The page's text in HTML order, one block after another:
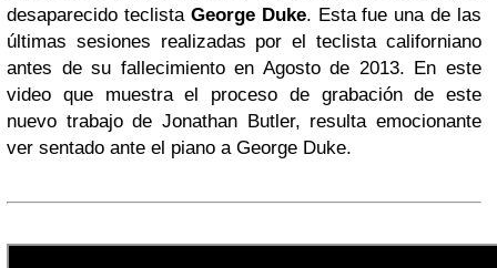
desaparecido teclista George Duke. Esta fue una de las
últimas sesiones realizadas por el teclista californiano
antes de su fallecimiento en Agosto de 2013. En este
video que muestra el proceso de grabación de este
nuevo trabajo de Jonathan Butler, resulta emocionante
ver sentado ante el piano a George Duke.